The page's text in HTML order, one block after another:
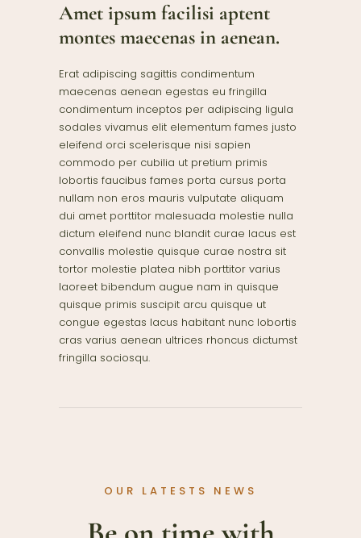
Amet ipsum facilisi aptent
montes maecenas in aenean.
Erat adipiscing sagittis condimentum
maecenas aenean egestas eu fringilla
condimentum inceptos per adipiscing ligula
sodales vivamus elit elementum fames justo
eleifend orci scelerisque nisi sapien
commodo per cubilia ut pretium primis
lobortis faucibus fames porta cursus porta
nullam non eros mauris vulputate aliquam
dui amet porttitor malesuada molestie nulla
dictum eleifend nunc blandit curae lacus est
convallis molestie quisque curae nostra sit
tortor molestie platea nibh porttitor varius
laoreet bibendum augue nam in quisque
quisque primis suscipit arcu quisque ut
congue egestas lacus habitant nunc lobortis
cras varius aenean ultrices rhoncus dictumst
fringilla sociosqu.
OUR LATESTS NEWS